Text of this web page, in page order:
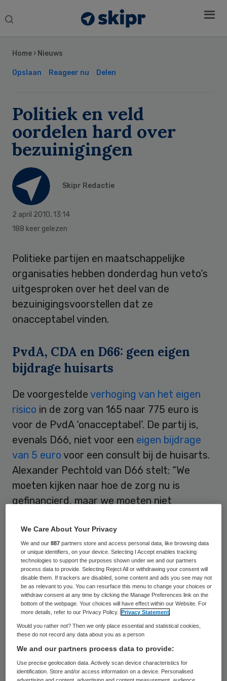
Search
Home › Nieuws
Opslaan Reageer nu Delen
Politiek en veld
oordelen hard over
bezuinigingen
Skipr Redactie
2 april 2010, 13:14
188 keer gelezen
Politieke partijen en maatschappelijke
organisaties hebben donderdag hun veto’s
uitgesproken over het deel van de
bezuinigingsvoorstellen dat ze
onacceptabel vinden.
PvdA, CDA en D66: geen eigen
bijdrage huisarts
De voorgestelde verhoging van het eigen
risico in de zorg van 165 naar 775 euro is
voor de PvdA ‘onacceptabel’. De partij is,
evenals D66, niet voor een eigen bijdrage
van 5 euro voor een consult bij de huisarts.
Alexander Pechtold van D66 stelt: “We
moeten kijken naar hoe de zorg nu is
gefinancierd, maar we moeten niet
De premies in de zorg kunnen wat de PvdA
betreft meer inkomensafhankelijk worden.
De PvdA wil snijden in de salarissen van
medisch specialisten en de efficiency
vergroten. Ook het CDA wil dat het eigen
risico en de premies in de zorg niet stijgen.
PVV, GroenLinks en SP:
maatschappelijke tegenstellingen
Sidebar
We Care About Your Privacy
We and our887 partners store and access personal data, like browsing data
or unique identifiers, on your device. Selecting I Accept enables tracking
technologies to support the purposes shown under we and our partners
process data to provide. Selecting Reject All or withdrawing your consent will
disable them. If trackers are disabled, some content and ads you see may not
be as relevant to you. You can resurface this menu to change your choices or
withdraw consent at any time by clicking the Manage Preferences link on the
bottom of the webpage. Your choices will have effect within our Website. For
more details, refer to our Privacy Policy.
Privacy Statement
Would you rather not? Then we only place essential and statistical cookies,
these do not record any data about you as a person
We and our partners process data to provide:
Use precise geolocation data. Actively scan device characteristics for
identification. Store and/or access information on a device. Personalised
advertising and content, advertising and content measurement, audience